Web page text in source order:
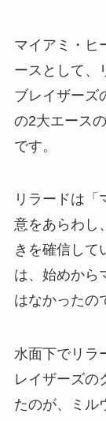
マイアミ・ヒ
ースとして、
ブレイザーズ
の2大エース
です。
リラードは「
意をあらわし
きを確信して
は、始めから
はなかったの
水面下でリラ
レイザーズの
たのが、ミル